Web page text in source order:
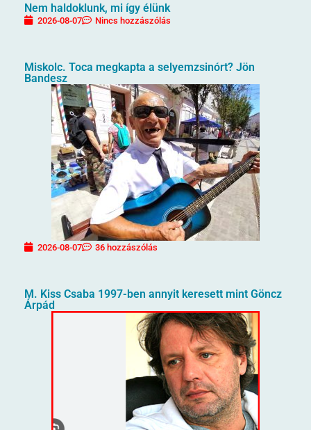
Nem haldoklunk, mi így élünk
2026-08-07 Nincs hozzászólás
Miskolc. Toca megkapta a selyemzsinórt? Jön
Bandesz
2026-08-07 36 hozzászólás
M. Kiss Csaba 1997-ben annyit keresett mint Göncz
Árpád